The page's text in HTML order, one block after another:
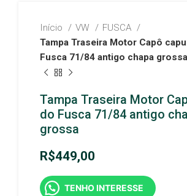
Início VW
FUSCA
Tampa Traseira Motor Capô
Fusca 71/84 antigo chapa grossa
Tampa Traseira Motor
do Fusca 71/84 antigo
grossa
R$449,00
TENHO INTERESSE